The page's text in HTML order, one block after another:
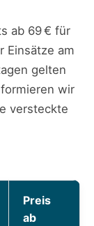
ab 69 € für
Einsätze am
gelten
wir
versteckte
Preis
ab